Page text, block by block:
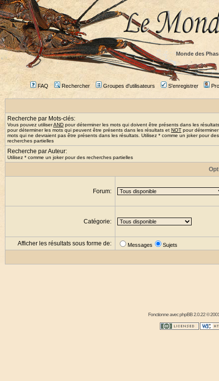
Monde des
FAQ Rechercher Groupes d'utilisateurs S'enregistrer
Recherche par Mots-clés:
Vous pouvez utiliserAND pour déterminer les mots qui doivent être présents dans les
pour déterminer les mots qui peuvent être présents dans les résultats et NOT pour
mots qui ne devraient pas être présents dans les résultats. Utilisez * comme un joker pour des
recherches partielles
Recherche par Auteur:
Utilisez * comme un joker pour des recherches partielles
Forum:
Catégorie:
Afficher les résultats sous forme de: Messages Sujets
Fonctionne avecphpBB2.0.22 ©